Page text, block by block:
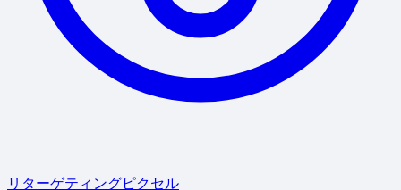
リターゲティングピクセル